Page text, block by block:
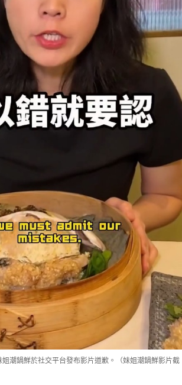
潮鍋鮮於社交平台發布影片道歉。（妹姐潮鍋鮮影片截